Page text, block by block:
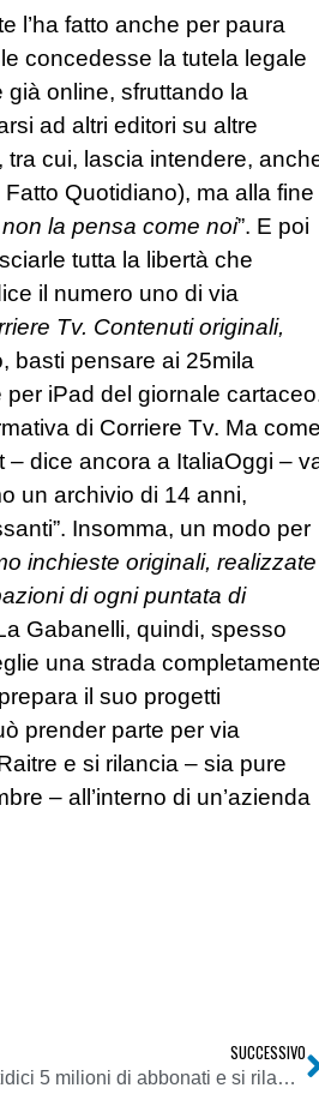
l’ha fatto anche per paura
concedesse la tutela legale
online, sfruttando la
ad altri editori su altre
cui, lascia intendere,
Quotidiano), ma alla fine
la pensa come noi”. E poi
tutta la libertà che
il numero uno di via
Tv. Contenuti originali,
basti pensare ai 25mila
iPad del giornale
di Corriere Tv. Ma come
– dice ancora a ItaliaOggi –
un archivio di 14 anni,
Insomma, un modo per
inchieste originali, realizzate
di ogni puntata di
Gabanelli, quindi, spesso
una strada completamente
il suo progetti
prender parte per via
e si rilancia – sia pure
– all’interno di un’azienda
SUCCESSIVO
Pay TV: Sky arriva ai fatidici 5 milioni di abbonati e si rilancia come protagonista “alternativa” del panorama televisivo italiano.